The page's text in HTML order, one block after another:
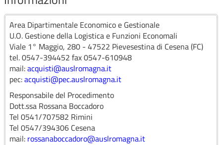
Documentazione di gara
FORNITURA DI “ANALITI VARI DA
MISURARE SU STRUMENTAZIONE
PER IMMUNOSTOCHIMICA, HPLC, LC-
MS”
Collegamenti
Link BDNCP
Area Dipartimentale Economico e Gestionale
U.O. Gestione della Logistica e Funzioni Economali
Viale 1° Maggio, 280 - 47522 Pievesestina di Cesena (FC)
tel. 0547-394452 fax 0547-610948
mail:acquisti@auslromagna.it
pec:acquisti@pec.auslromagna.it
Responsabile del Procedimento
Dott.ssa Rossana Boccadoro
Tel 0541/707582 Rimini
Tel 0547/394306 Cesena
mail: rossanaboccadoro@auslromagna.it